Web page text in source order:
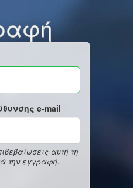
e-mail
αυτή τη
την εγγραφή.